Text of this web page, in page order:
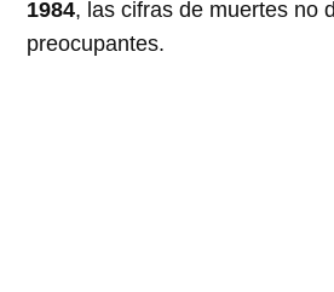
1984, las cifras de muertes no
preocupantes.